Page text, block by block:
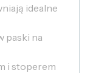
idealne
paski na
i stoperem